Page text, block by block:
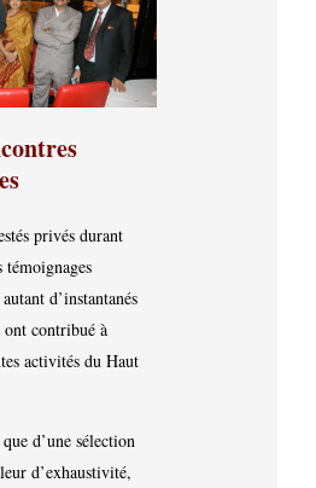
privés durant
témoignages
d’instantanés
contribué à
activités du Haut
d’une sélection
d’exhaustivité,